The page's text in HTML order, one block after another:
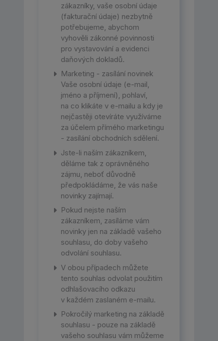
zákazníky, vaše osobní údaje
(fakturační údaje) nezbytně
potřebujeme, abychom
vyhověli zákonné povinnosti
pro vystavování a evidenci
daňových dokladů.
Marketing - zasílání novinek
Vaše osobní údaje (e-mail,
jméno a příjmení), pohlaví,
na co klikáte v e-mailu a kdy je
nejčastěji otevíráte využíváme
za účelem přímého marketingu
- zasílání obchodních sdělení.
Jste-li naším zákazníkem,
děláme tak z oprávněného
zájmu, neboť důvodně
předpokládáme, že vás naše
novinky zajímají.
Pokud nejste naším
zákazníkem, zasíláme vám
novinky jen na základě vašeho
souhlasu, do doby vašeho
odvolání souhlasu.
V obou případech můžete
tento souhlas odvolat použitím
odhlašovacího odkazu
v každém zaslaném e-mailu.
Pokročilý marketing na základě
souhlasu - pouze na základě
vašeho souhlasu vám můžeme